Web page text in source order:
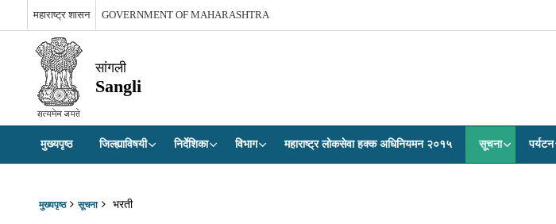
महाराष्ट्र शासन GOVERNMENT OF MAHARASHTRA
सांगली
Sangli
मुख्यपृष्ठ जिल्ह्याविषयी निर्देशिका विभाग महाराष्ट्र लोकसेवा हक्क अधिनियमन २०१५ सूचना पर्यटन
मुख्यपृष्ठ सूचना भरती